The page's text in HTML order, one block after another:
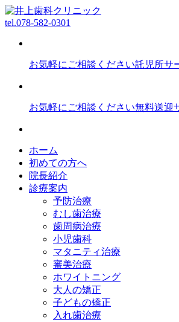
tel.078-582-0301
お気軽にご相談ください託児所サ
お気軽にご相談ください無料送迎
ホーム
初めての方へ
院長紹介
診療案内
予防治療
むし歯治療
歯周病治療
小児歯科
マタニティ治療
審美治療
ホワイトニング
大人の矯正
子どもの矯正
入れ歯治療